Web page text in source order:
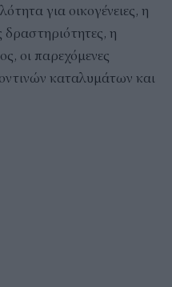
για οικογένειες, η
δραστηριότητες, η
οι παρεχόμενες
καταλυμάτων και